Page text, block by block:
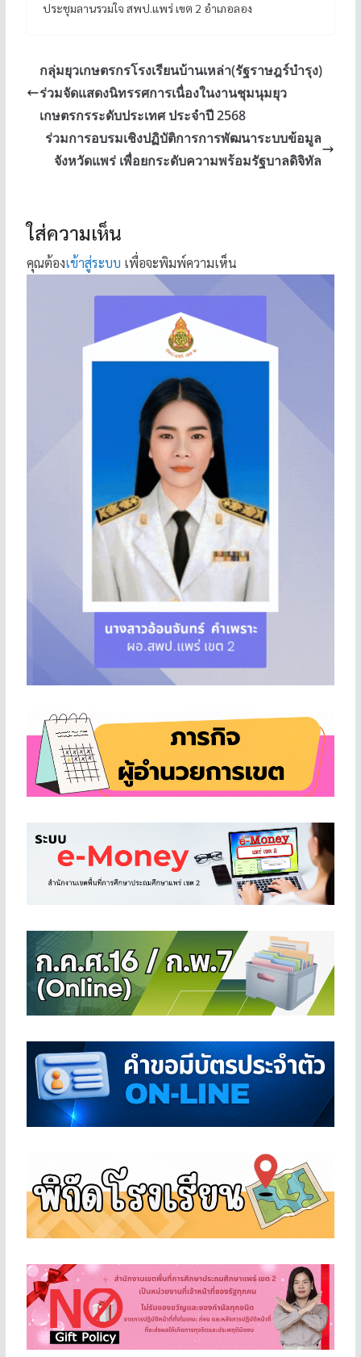
ประชุมลานรวมใจ สพป.แพร่ เขต 2 อำเภอลอง
กลุ่มยุวเกษตรกรโรงเรียนบ้านเหล่า(รัฐราษฎร์บำรุง)
ร่วมจัดแสดงนิทรรศการเนื่องในงานชุมนุมยุว
เกษตรกรระดับประเทศ ประจำปี 2568
ร่วมการอบรมเชิงปฏิบัติการการพัฒนาระบบข้อมูล
จังหวัดแพร่ เพื่อยกระดับความพร้อมรัฐบาลดิจิทัล
ใส่ความเห็น
คุณต้องเข้าสู่ระบบ เพื่อจะพิมพ์ความเห็น